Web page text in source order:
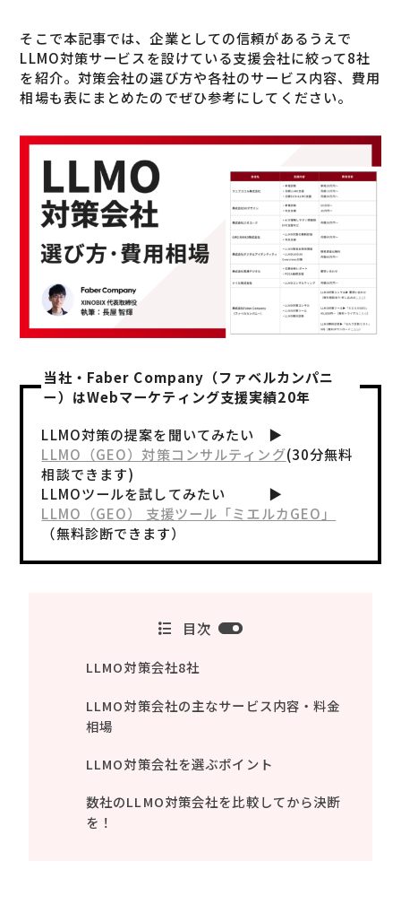
そこで本記事では、企業としての信頼があるうえで
LLMO対策サービスを設けている支援会社に絞って8社
を紹介。対策会社の選び方や各社のサービス内容、費用
相場も表にまとめたのでぜひ参考にしてください。
当社・Faber Company（ファベルカンパニ
ー）はWebマーケティング支援実績20年
LLMO対策の提案を聞いてみたい ▶︎
LLMO（GEO）対策コンサルティング(30分無料
相談できます)
LLMOツールを試してみたい ▶︎
LLMO（GEO） 支援ツール「ミエルカGEO」
（無料診断できます）
目次
LLMO対策会社8社
LLMO対策会社の主なサービス内容・料金
相場
LLMO対策会社を選ぶポイント
数社のLLMO対策会社を比較してから決断
を！